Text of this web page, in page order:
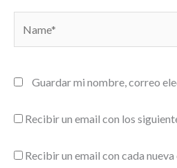
Guardar mi nombre, correo
Recibir un email con los
Recibir un email con cada nueva